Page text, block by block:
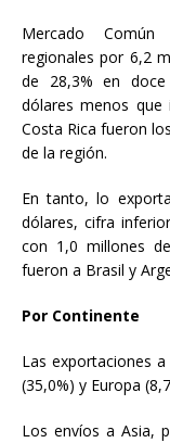
Mercado Común
regionales por 6,2
de 28,3% en
dólares menos que
Costa Rica fueron
de la región.
En tanto, lo
dólares, cifra
con 1,0 millones
fueron a Brasil y
Por Continente
Las exportaciones
(35,0%) y Europa
Los envíos a Asia,